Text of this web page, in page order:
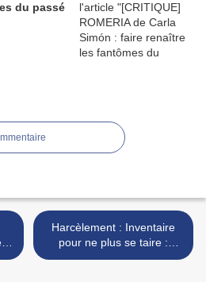
du passé
Harcèlement : Inventaire
pour ne plus se taire :
comment combattre ce